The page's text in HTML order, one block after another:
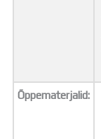
Õppematerjalid: